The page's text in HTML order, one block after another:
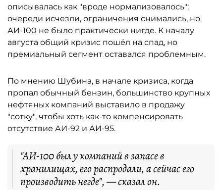
описывалась как "вроде нормализовалось":
очереди исчезли, ограничения снимались, но
АИ-100 не было практически нигде. К началу
августа общий кризис пошёл на спад, но
премиальный сегмент оставался проблемным.
По мнению Шубина, в начале кризиса, когда
пропал обычный бензин, большинство крупных
нефтяных компаний выставило в продажу
"сотку", чтобы хоть как-то компенсировать
отсутствие АИ-92 и АИ-95.
"АИ-100 был у компаний в запасе в
хранилищах, его распродали, а сейчас его
производить негде", — сказал он.